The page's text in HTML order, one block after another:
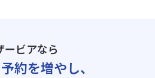
ービアなら
約を増やし、